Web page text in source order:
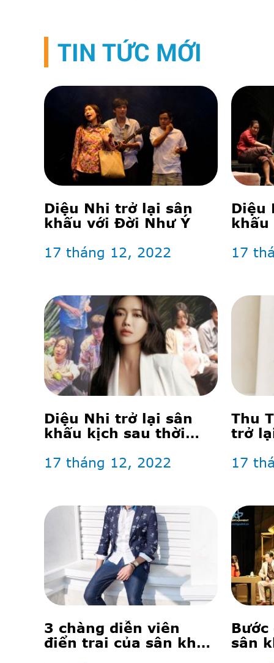
TIN TỨC MỚI
Diệu Nhi trở lại sân
khấu với Đời Như Ý
17 tháng 12, 2022
Diệu
khấu
17
Diệu Nhi trở lại sân
khấu kịch sau thời
xúc động khi mang
17 tháng 12, 2022
Thu
trở
sinh
17
3 chàng diễn viên
điển trai của sân khấu
sân